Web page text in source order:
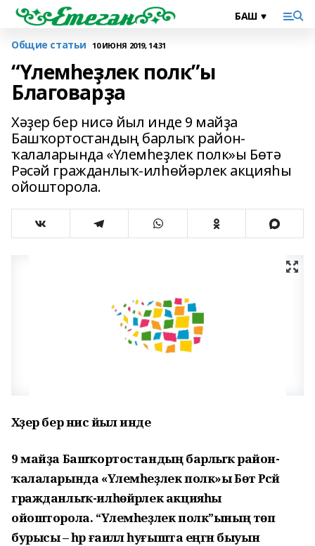
Общие статьи 10 ИЮНЯ 2019, 14:31
“Үлемһеҙлек полк”ы
Благоварҙа
Хәҙер бер нисә йыл инде 9 майҙа
Башҡортостандың барлыҡ район-
ҡалаларында «Үлемһеҙлек полк»ы Бөтә
Рәсәй гражданлыҡ-илһөйәрлек акцияһы
ойошторола.
Хәҙер бер нисә йыл инде
9 майҙа Башҡортостандың барлыҡ район-
ҡалаларында «Үлемһеҙлек полк»ы Бөтә Рәсәй
гражданлыҡ-илһөйәрлек акцияһы
ойошторола. “Үлемһеҙлек полк”ының төп
бурысы – һәр ғаиләлә һуғышта еңгән быуын